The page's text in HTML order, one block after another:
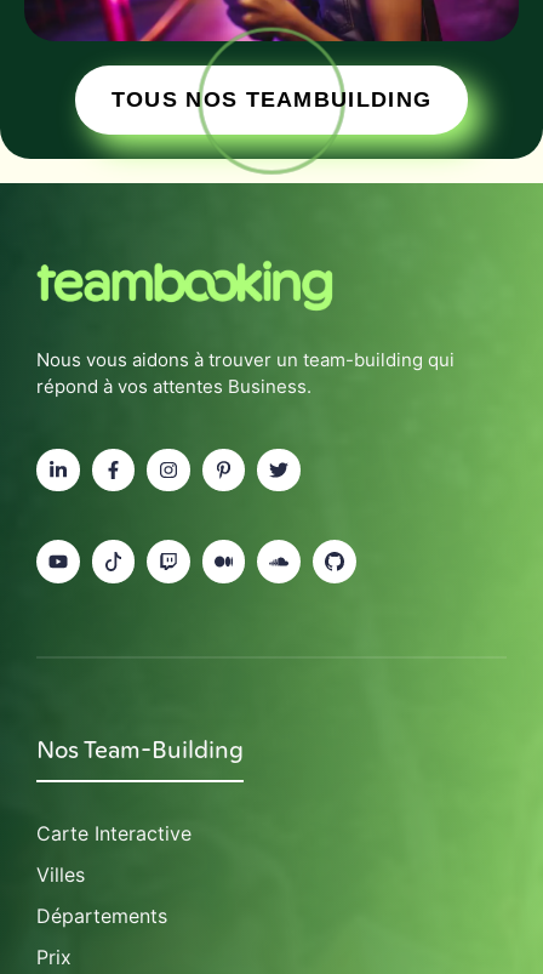
TOUS NOS TEAMBUILDING
Nous vous aidons à trouver un team-building qui
répond à vos attentes Business.
Nos Team-Building
Carte Interactive
Villes
Départements
Prix